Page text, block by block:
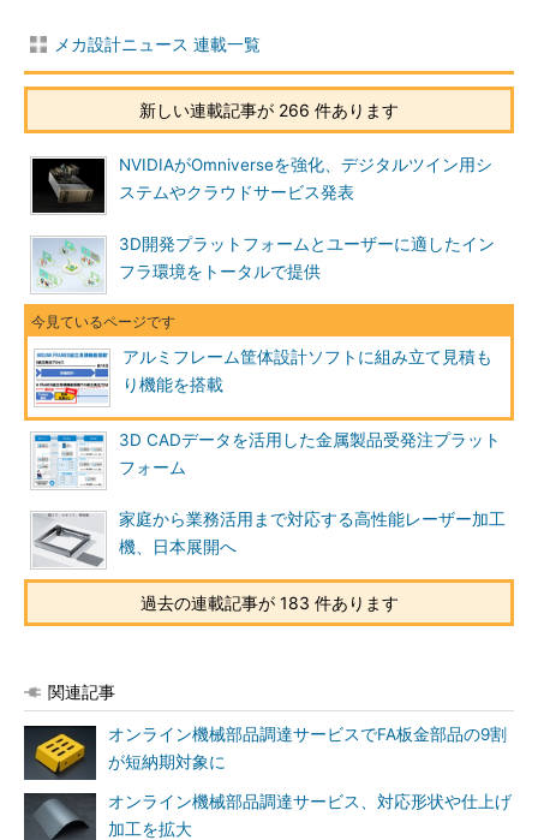
メカ設計ニュース 連載一覧
新しい連載記事が 266 件あります
NVIDIAがOmniverseを強化、デジタルツイン用シ
ステムやクラウドサービス発表
3D開発プラットフォームとユーザーに適したイン
フラ環境をトータルで提供
アルミフレーム筐体設計ソフトに組み立て見積も
り機能を搭載
3D CADデータを活用した金属製品受発注プラット
フォーム
家庭から業務活用まで対応する高性能レーザー加工
機、日本展開へ
過去の連載記事が 183 件あります
関連記事
オンライン機械部品調達サービスでFA板金部品の9割
が短納期対象に
オンライン機械部品調達サービス、対応形状や仕上げ
加工を拡大